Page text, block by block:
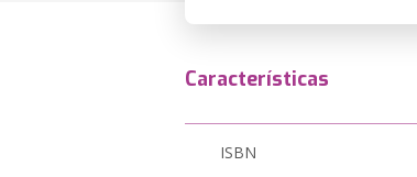
Características
ISBN